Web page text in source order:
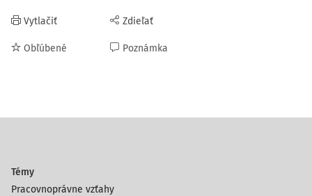
Vytlačiť
Obľúbené
Zdieľať
Poznámka
Témy
Pracovnoprávne vzťahy